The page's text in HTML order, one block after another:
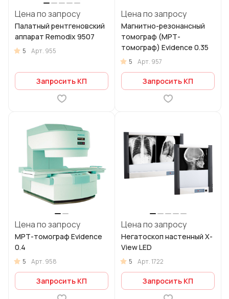
Цена по запросу
Палатный рентгеновский
аппарат Remodix 9507
5 Арт. 955
Запросить КП
Цена по запросу
Магнитно-резонансный
томограф (МРТ-
томограф) Evidence 0.35
5 Арт. 957
Запросить КП
Цена по запросу
МРТ-томограф Evidence
0.4
5 Арт. 958
Запросить КП
Цена по запросу
Негатоскоп настенный X-
View LED
5 Арт.1722
Запросить КП